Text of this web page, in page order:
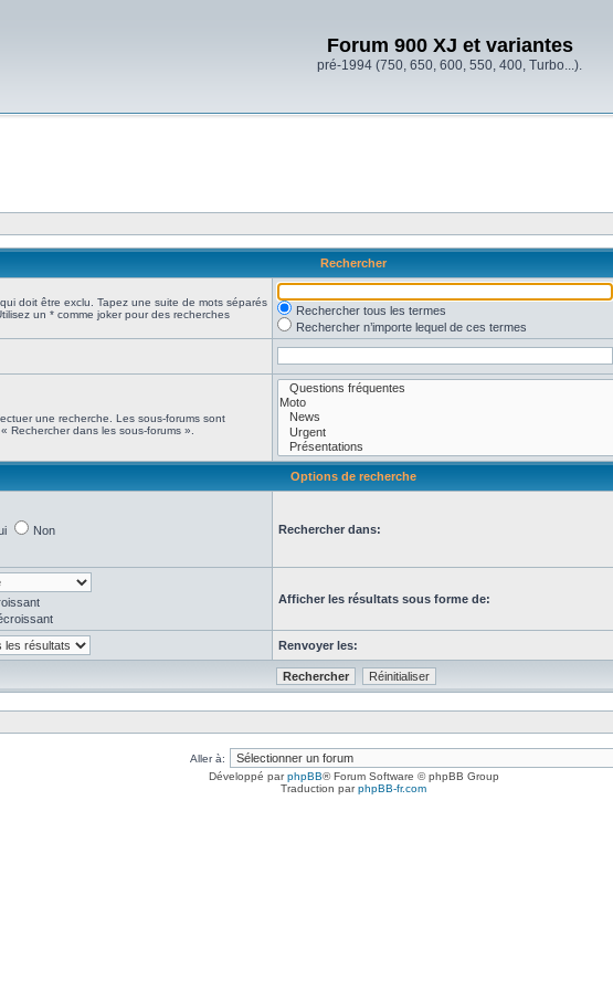
Forum 900 XJ et variantes
pré-1994 (750, 650, 600, 550, 400, Turbo...).
Rechercher
doit être exclu. Tapez une suite de mots séparés
un * comme joker pour des recherches
Rechercher tous les termes
Rechercher n’importe lequel de ces termes
une recherche. Les sous-forums sont
Rechercher dans les sous-forums ».
Options de recherche
Non Rechercher dans:
Afficher les résultats sous forme de:
Renvoyer les:
Aller à:
Développé parphpBB® Forum Software © phpBB Group
Traduction parphpBB-fr.com